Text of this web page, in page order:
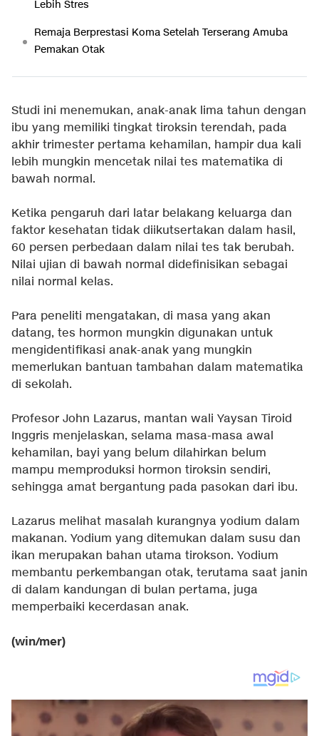
Lebih Stres
Remaja Berprestasi Koma Setelah Terserang Amuba
Pemakan Otak
Studi ini menemukan, anak-anak lima tahun dengan
ibu yang memiliki tingkat tiroksin terendah, pada
akhir trimester pertama kehamilan, hampir dua kali
lebih mungkin mencetak nilai tes matematika di
bawah normal.
Ketika pengaruh dari latar belakang keluarga dan
faktor kesehatan tidak diikutsertakan dalam hasil,
60 persen perbedaan dalam nilai tes tak berubah.
Nilai ujian di bawah normal didefinisikan sebagai
nilai normal kelas.
Para peneliti mengatakan, di masa yang akan
datang, tes hormon mungkin digunakan untuk
mengidentifikasi anak-anak yang mungkin
memerlukan bantuan tambahan dalam matematika
di sekolah.
Profesor John Lazarus, mantan wali Yaysan Tiroid
Inggris menjelaskan, selama masa-masa awal
kehamilan, bayi yang belum dilahirkan belum
mampu memproduksi hormon tiroksin sendiri,
sehingga amat bergantung pada pasokan dari ibu.
Lazarus melihat masalah kurangnya yodium dalam
makanan. Yodium yang ditemukan dalam susu dan
ikan merupakan bahan utama tirokson. Yodium
membantu perkembangan otak, terutama saat janin
di dalam kandungan di bulan pertama, juga
memperbaiki kecerdasan anak.
(win/mer)